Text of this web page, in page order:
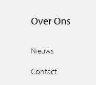
Over Ons
Nieuws
Contact